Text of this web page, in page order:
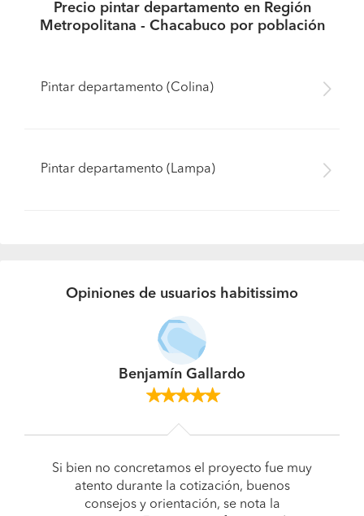
Precio pintar departamento en Región
Metropolitana - Chacabuco por población
Pintar departamento (Colina)
Pintar departamento (Lampa)
Opiniones de usuarios habitissimo
Benjamín Gallardo
Si bien no concretamos el proyecto fue muy
atento durante la cotización, buenos
consejos y orientación, se nota la